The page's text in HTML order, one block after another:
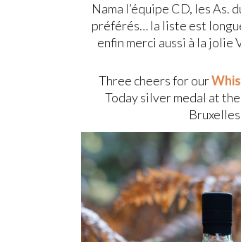
Nama l’équipe CD, les As.
préférés… la liste est
enfin merci aussi à la jolie
Three cheers for our
Today silver medal at the
Bruxelles